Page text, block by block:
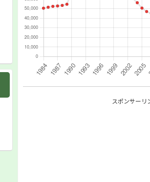
スポンサーリ